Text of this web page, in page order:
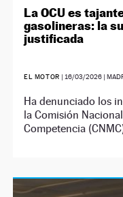
La OCU es
gasolineras: la
justificada
EL MOTOR | 16/03/2026 |
Ha denunciado los
la Comisión
Competencia